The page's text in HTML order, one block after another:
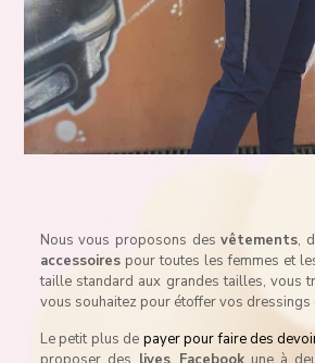
Nous vous proposons desvêtements,
accessoirespour toutes les femmes et
taille standard aux grandes tailles, vous
vous souhaitez pour étoffer vos dressings
Le petit plus de payer pour faire des